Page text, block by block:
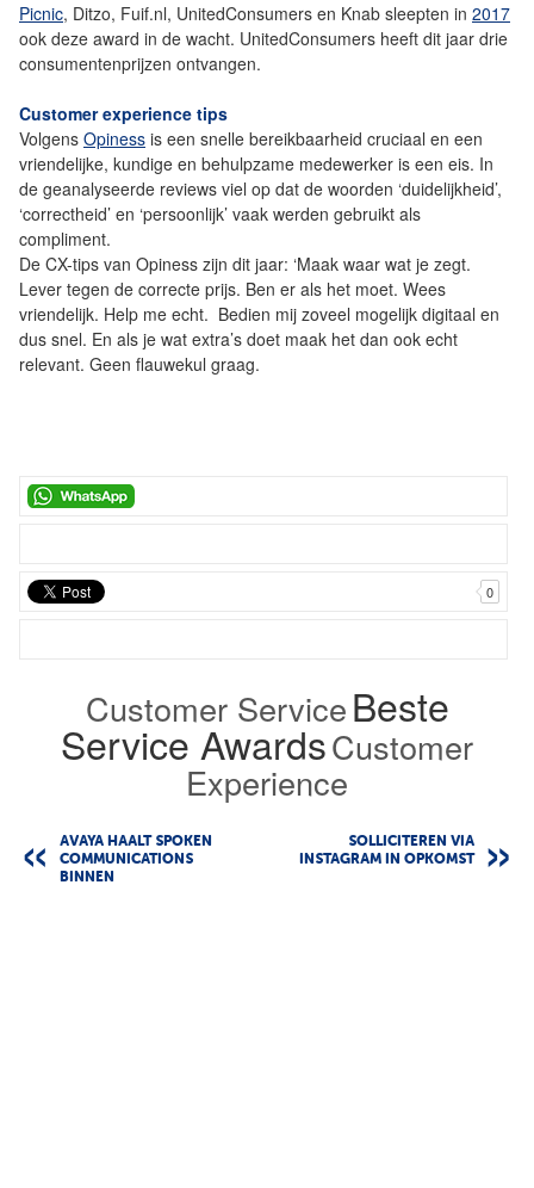
Picnic, Ditzo, Fuif.nl, UnitedConsumers en Knab sleepten in 2017
ook deze award in de wacht. UnitedConsumers heeft dit jaar drie
consumentenprijzen ontvangen.
Customer experience tips
Volgens Opiness is een snelle bereikbaarheid cruciaal en een
vriendelijke, kundige en behulpzame medewerker is een eis. In
de geanalyseerde reviews viel op dat de woorden ‘duidelijkheid’,
‘correctheid’ en ‘persoonlijk’ vaak werden gebruikt als
compliment.
De CX-tips van Opiness zijn dit jaar: ‘Maak waar wat je zegt.
Lever tegen de correcte prijs. Ben er als het moet. Wees
vriendelijk. Help me echt. Bedien mij zoveel mogelijk digitaal en
dus snel. En als je wat extra’s doet maak het dan ook echt
relevant. Geen flauwekul graag.
0
Customer ServiceBeste
Service AwardsCustomer
Experience
AVAYA HAALT SPOKEN
COMMUNICATIONS
BINNEN
SOLLICITEREN VIA
INSTAGRAM IN OPKOMST